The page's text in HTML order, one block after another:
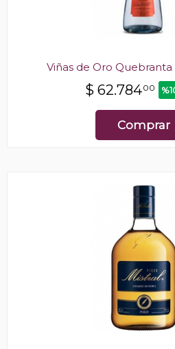
Viñas de Oro Quebranta
$ 62.78400
Comprar